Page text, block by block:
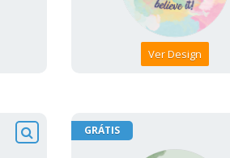
Ver Design
GRÁTIS